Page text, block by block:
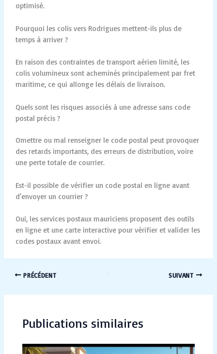
optimisé.
Pourquoi les colis vers Rodrigues mettent-ils plus de
temps à arriver ?
En raison des contraintes de transport aérien limité, les
colis volumineux sont acheminés principalement par fret
maritime, ce qui allonge les délais de livraison.
Quels sont les risques associés à une adresse sans code
postal précis ?
Omettre ou mal renseigner le code postal peut provoquer
des retards importants, des erreurs de distribution, voire
une perte totale de courrier.
Est-il possible de vérifier un code postal en ligne avant
d’envoyer un courrier ?
Oui, les services postaux mauriciens proposent des outils
en ligne et une carte interactive pour vérifier et valider les
codes postaux avant envoi.
PRÉCÉDENT SUIVANT
Publications similaires